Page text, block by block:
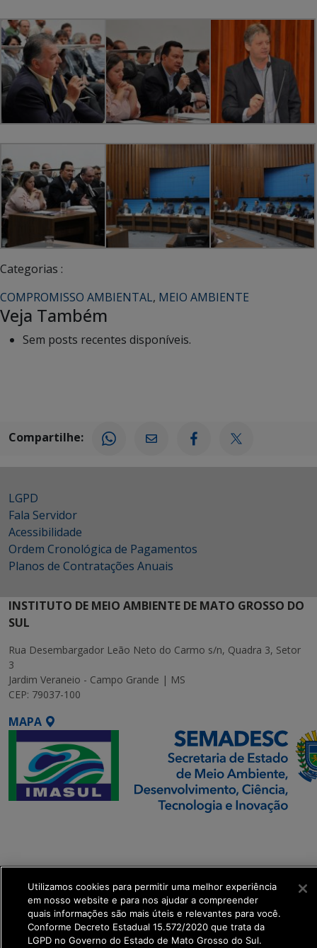
Categorias :
COMPROMISSO AMBIENTAL, MEIO AMBIENTE
Veja Também
Sem posts recentes disponíveis.
Compartilhe:
LGPD
Fala Servidor
Acessibilidade
Ordem Cronológica de Pagamentos
Planos de Contratações Anuais
INSTITUTO DE MEIO AMBIENTE DE MATO GROSSO DO
SUL
Rua Desembargador Leão Neto do Carmo s/n, Quadra 3, Setor
3
Jardim Veraneio - Campo Grande | MS
CEP: 79037-100
MAPA
Transformação Digital
get_footer();
Utilizamos cookies para permitir uma melhor experiência
em nosso website e para nos ajudar a compreender
quais informações são mais úteis e relevantes para você.
Conforme Decreto Estadual 15.572/2020 que trata da
LGPD no Governo do Estado de Mato Grosso do Sul.